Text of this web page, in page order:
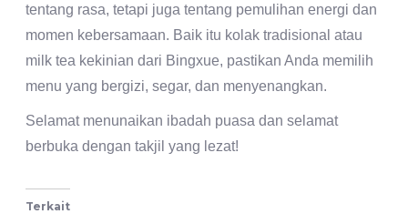
tentang rasa, tetapi juga tentang pemulihan energi dan
momen kebersamaan. Baik itu kolak tradisional atau
milk tea kekinian dari Bingxue, pastikan Anda memilih
menu yang bergizi, segar, dan menyenangkan.
Selamat menunaikan ibadah puasa dan selamat
berbuka dengan takjil yang lezat!
Terkait